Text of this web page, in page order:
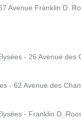
Avenue Franklin D.
- 26 Avenue des
- 62 Avenue des
- Franklin D.